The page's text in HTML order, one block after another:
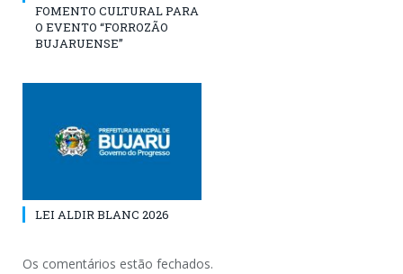
FOMENTO CULTURAL PARA
O EVENTO “FORROZÃO
BUJARUENSE”
LEI ALDIR BLANC 2026
Os comentários estão fechados.